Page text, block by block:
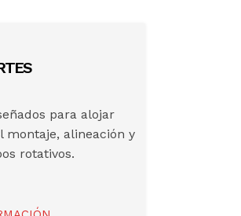
para alojar
montaje, alineación y
rotativos.